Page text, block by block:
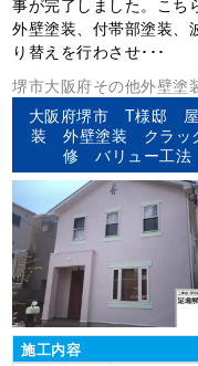
外壁塗装、付帯部塗装、
り替えを行わさせ･･･
堺市大阪府その他外壁塗
塗装
大阪府堺市 T様邸
装 外壁塗装 クラッ
修 バリュー工法
施工内容